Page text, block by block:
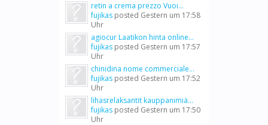
retin a crema prezzo Vuoi...
fujikas posted Gestern um 17:58
Uhr
agiocur Laatikon hinta online...
fujikas posted Gestern um 17:57
Uhr
chinidina nome commerciale...
fujikas posted Gestern um 17:52
Uhr
lihasrelaksantit kauppanimiä...
fujikas posted Gestern um 17:50
Uhr